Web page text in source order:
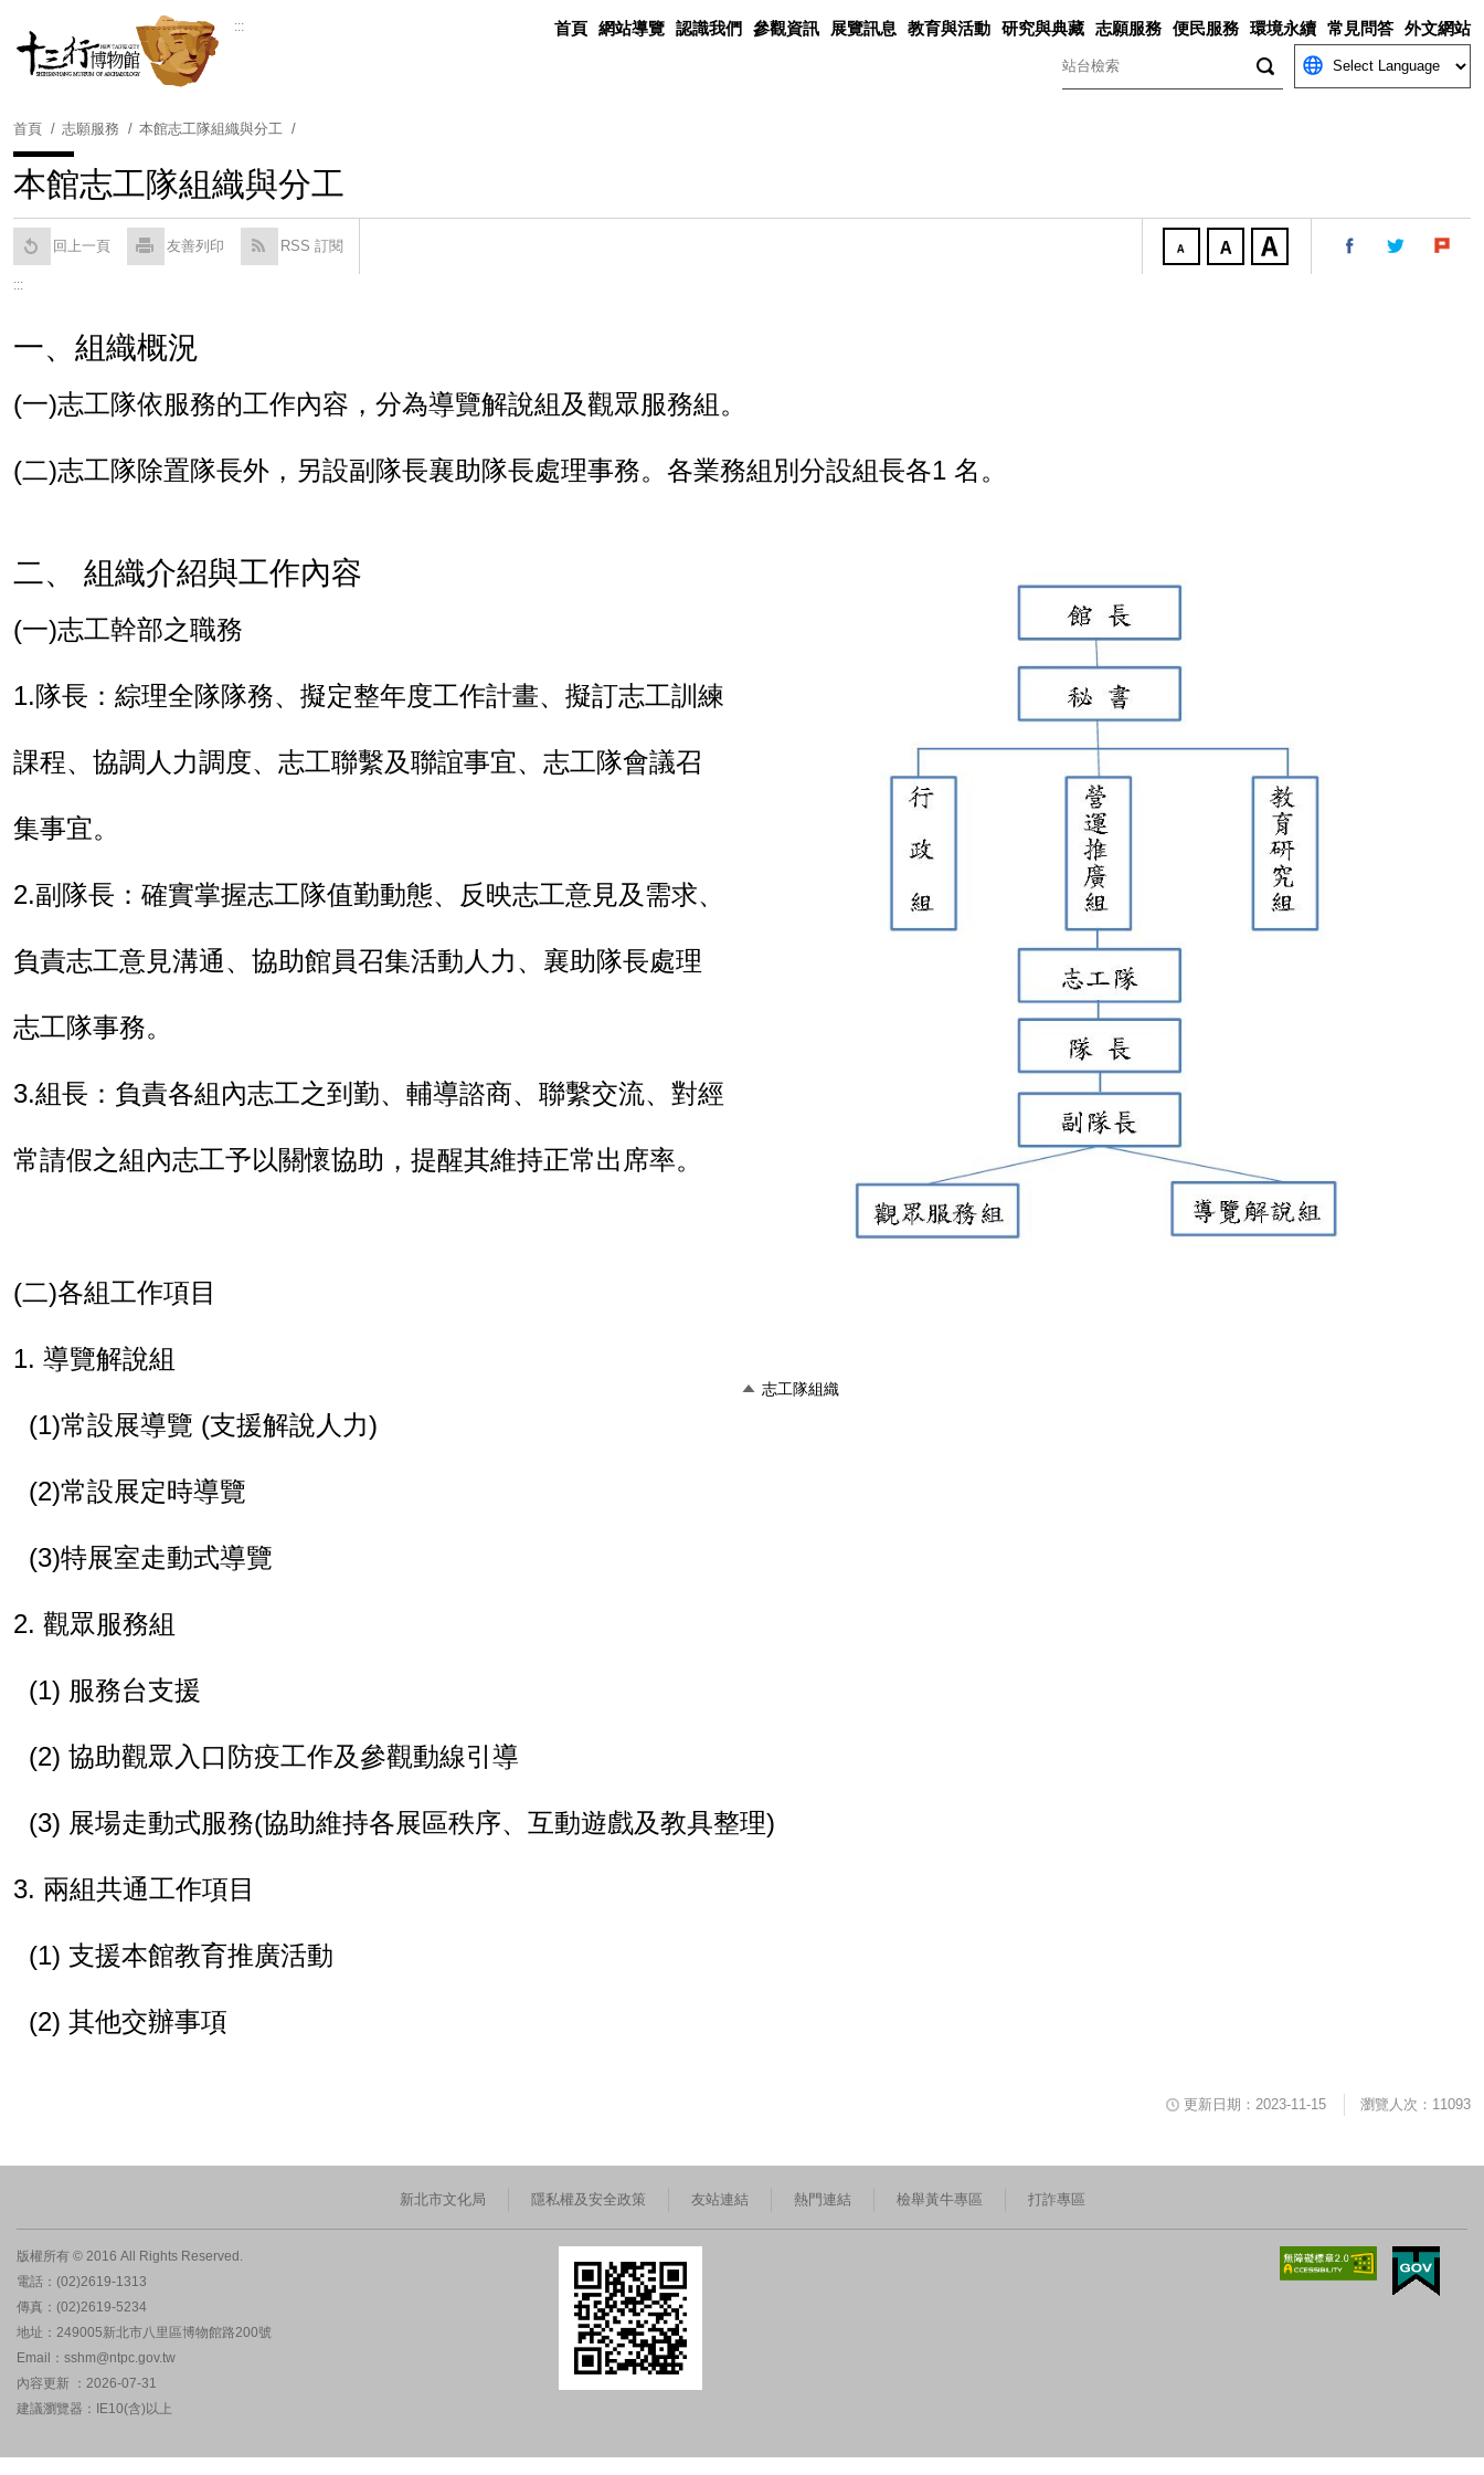
::: 首頁 網站導覽 認識我們 參觀資訊 展覽訊息 教育與活動 研究與典藏 志願服務 便民服務 環境永續 常見問答 外文網站
Powered by
首頁 志願服務 本館志工隊組織與分工
本館志工隊組織與分工
回上一頁 友善列印 RSS 訂閱
:::
一、組織概況
(一)志工隊依服務的工作內容，分為導覽解說組及觀眾服務組。
(二)志工隊除置隊長外，另設副隊長襄助隊長處理事務。各業務組別分設組長各1 名。
志工隊組織
二、 組織介紹與工作內容
(一)志工幹部之職務
1.隊長：綜理全隊隊務、擬定整年度工作計畫、擬訂志工訓練
課程、協調人力調度、志工聯繫及聯誼事宜、志工隊會議召
集事宜。
2.副隊長：確實掌握志工隊值勤動態、反映志工意見及需求、
負責志工意見溝通、協助館員召集活動人力、襄助隊長處理
志工隊事務。
3.組長：負責各組內志工之到勤、輔導諮商、聯繫交流、對經
常請假之組內志工予以關懷協助，提醒其維持正常出席率。
(二)各組工作項目
1. 導覽解說組
(1)常設展導覽 (支援解說人力)
(2)常設展定時導覽
(3)特展室走動式導覽
2. 觀眾服務組
(1) 服務台支援
(2) 協助觀眾入口防疫工作及參觀動線引導
(3) 展場走動式服務(協助維持各展區秩序、互動遊戲及教具整理)
3. 兩組共通工作項目
(1) 支援本館教育推廣活動
(2) 其他交辦事項
更新日期：2023-11-15 瀏覽人次：11093
新北市文化局 隱私權及安全政策 友站連結 熱門連結 檢舉黃牛專區 打詐專區
版權所有 © 2016 All Rights Reserved.
電話：(02)2619-1313
傳真：(02)2619-5234
地址：249005新北市八里區博物館路200號
Email：sshm@ntpc.gov.tw
內容更新 ：2026-07-31
建議瀏覽器：IE10(含)以上